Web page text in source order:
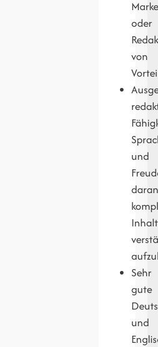
oder
von
und
Sehr
gute
und